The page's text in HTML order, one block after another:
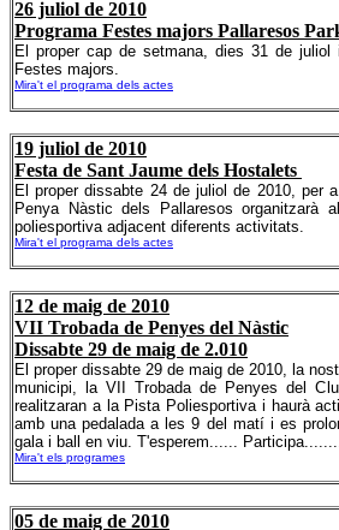
26 juliol de 2010
Programa Festes majors Pallaresos
El proper cap de setmana, dies 31 de
Festes majors.
Mira't el programa dels actes
19 juliol de 2010
Festa de Sant Jaume dels Hostalets
El proper dissabte 24 de juliol de 2010, per
Penya Nàstic dels Pallaresos
poliesportiva adjacent diferents activitats.
Mira't el programa dels actes
12 de maig de 2010
VII Trobada de Penyes del Nàstic
Dissabte 29 de maig de 2.010
El proper dissabte 29 de maig de 2010, la
municipi, la VII Trobada de Penyes del
realitzaran a la Pista Poliesportiva i haurà
amb una pedalada a les 9 del matí i es
gala i ball en viu. T'esperem......
Mira't els programes
05 de maig de 2010